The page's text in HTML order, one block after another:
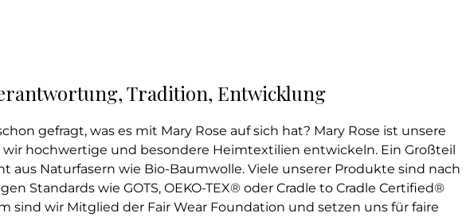
Tradition, Entwicklung
gefragt, was es mit Mary Rose auf sich hat? Mary Rose ist unsere
hochwertige und besondere Heimtextilien entwickeln. Ein Großteil
aus Naturfasern wie Bio-Baumwolle. Viele unserer Produkte sind nach
Standards wie GOTS, OEKO-TEX® oder Cradle to Cradle Certified®
sind wir Mitglied der Fair Wear Foundation und setzen uns für faire